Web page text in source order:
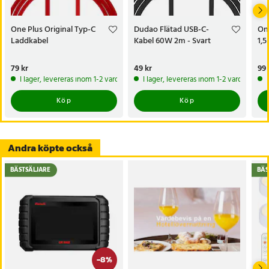
- Garanti: 12 månader
Artikelnummer:119138
One Plus Original Typ-C
Laddkabel
Pris:
79 kr
I lager, levereras inom 1-2 vardagar
Köp
Dudao Flätad USB-C-
Kabel 60W 2m - Svart
Pris:
49 kr
I lager, levereras inom 1-2 vardagar
Köp
99
Andra köpte också
-8%
BÄSTSÄLJARE